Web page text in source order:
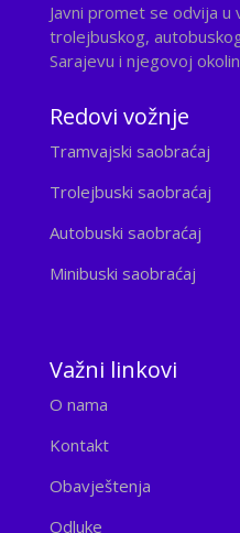
Javni promet se odvija u
trolejbuskog,
Sarajevu i njegovoj
Redovi vožnje
Tramvajski saobraćaj
Trolejbuski saobraćaj
Autobuski saobraćaj
Minibuski saobraćaj
Važni linkovi
O nama
Kontakt
Obavještenja
Odluke